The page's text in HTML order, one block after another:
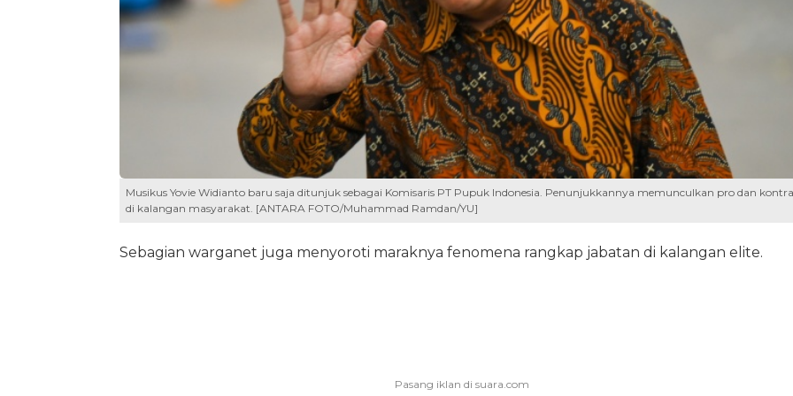
Musikus Yovie Widianto baru saja ditunjuk sebagai Komisaris PT Pupuk Indonesia. Penunjukkannya memunculkan pro dan kontra
di kalangan masyarakat. [ANTARA FOTO/Muhammad Ramdan/YU]
Sebagian warganet juga menyoroti maraknya fenomena rangkap jabatan di kalangan elite.